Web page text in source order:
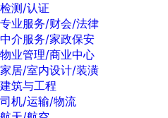
检测/认证
专业服务/财会/法律
中介服务/家政保安
物业管理/商业中心
家居/室内设计/装潢
建筑与工程
司机/运输/物流